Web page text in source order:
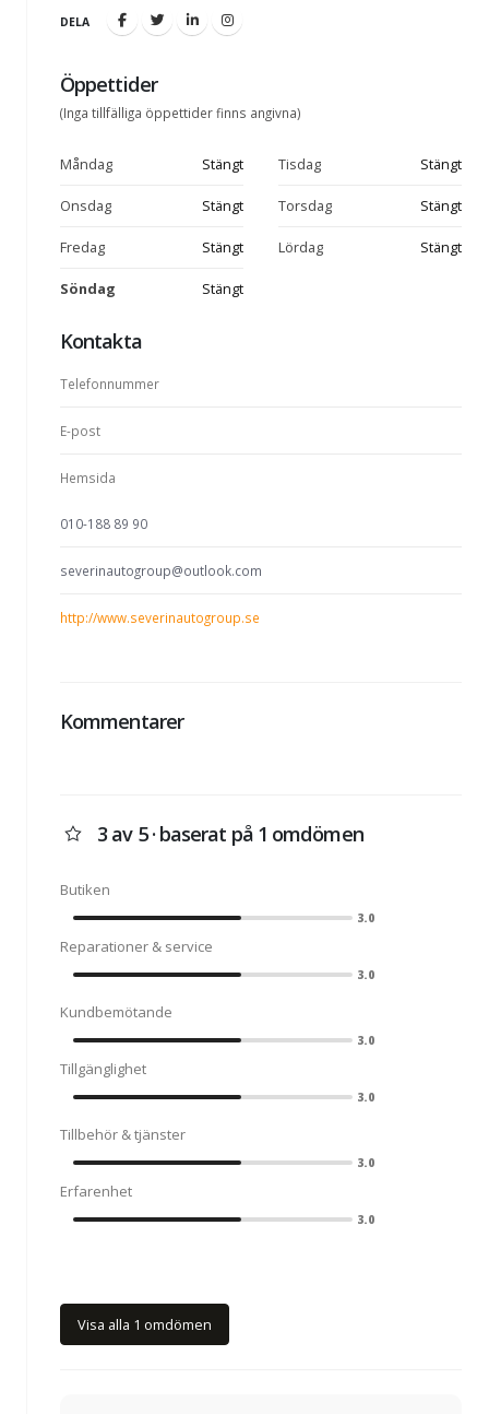
DELA
Öppettider
(Inga tillfälliga öppettider finns angivna)
Måndag Stängt Tisdag Stängt
Onsdag Stängt Torsdag Stängt
Fredag Stängt Lördag Stängt
Söndag Stängt
Kontakta
Telefonnummer
E-post
Hemsida
010-188 89 90
severinautogroup@outlook.com
http://www.severinautogroup.se
Kommentarer
3 av 5 · baserat på 1 omdömen
Butiken
3.0
Reparationer & service
3.0
Kundbemötande
3.0
Tillgänglighet
3.0
Tillbehör & tjänster
3.0
Erfarenhet
3.0
Visa alla 1 omdömen